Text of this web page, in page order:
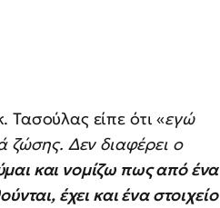
Τασούλας είπε ότι «εγώ
ζώσης. Δεν διαφέρει ο
και νομίζω πως από ένα
έχει και ένα στοιχείο